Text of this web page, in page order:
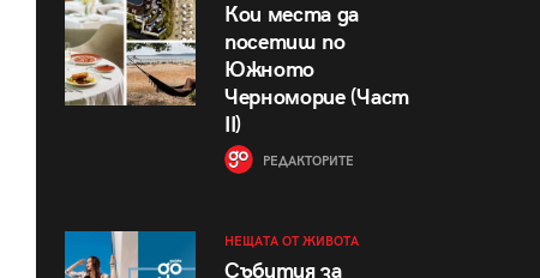
Кои места да
посетиш по
Южното
Черноморие (Част
II)
РЕДАКТОРИТЕ
НЕЩАТА ОТ ЖИВОТА
Събития за